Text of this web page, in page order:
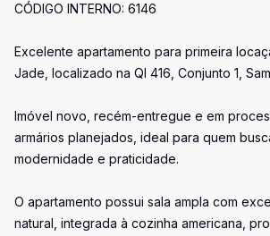
CÓDIGO INTERNO: 6146
Excelente apartamento para primeira
Jade, localizado na QI 416, Conjunto 1,
Imóvel novo, recém-entregue e em
armários planejados, ideal para quem
modernidade e praticidade.
O apartamento possui sala ampla com
natural, integrada à cozinha americana,